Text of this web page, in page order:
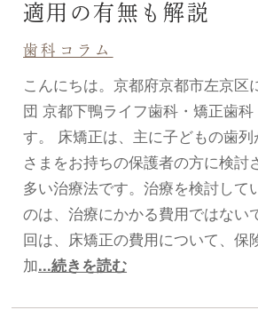
適用の有無も解説
歯科コラム
こんにちは。京都府京都市左京区
団 京都下鴨ライフ歯科・矯正歯
す。 床矯正は、主に子どもの歯
さまをお持ちの保護者の方に検討
多い治療法です。治療を検討して
のは、治療にかかる費用ではない
回は、床矯正の費用について、保
加...続きを読む